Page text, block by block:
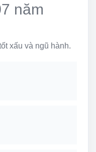
năm
xấu và ngũ hành.